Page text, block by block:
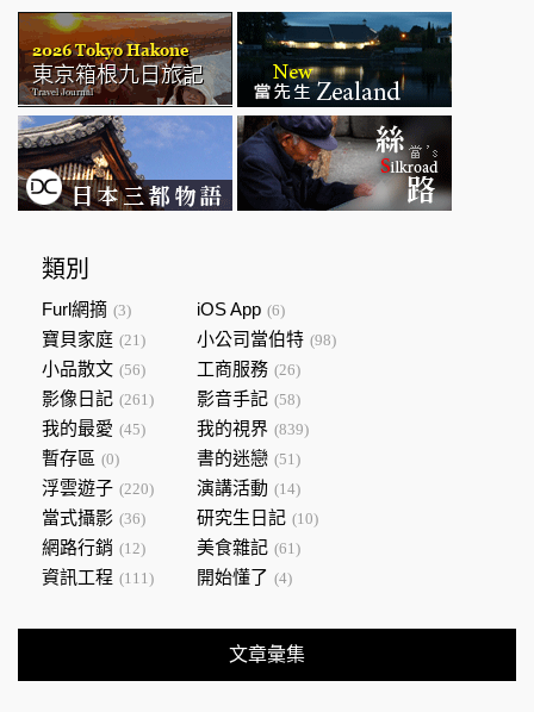
類別
Furl網摘 (3) iOS App (6)
寶貝家庭 (21) 小公司當伯特 (98)
小品散文 (56) 工商服務 (26)
影像日記 (261) 影音手記 (58)
我的最愛 (45) 我的視界 (839)
暫存區 (0) 書的迷戀 (51)
浮雲遊子 (220) 演講活動 (14)
當式攝影 (36) 研究生日記 (10)
網路行銷 (12) 美食雜記 (61)
資訊工程 (111) 開始懂了 (4)
文章彙集